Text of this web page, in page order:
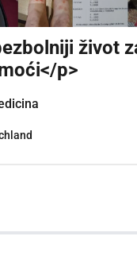
život
p>